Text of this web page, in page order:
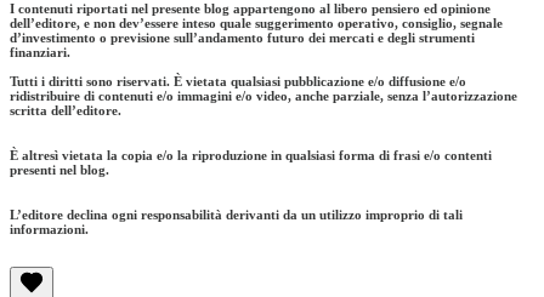
I contenuti riportati nel presente blog appartengono al libero pensiero ed opinione
dell’editore, e non dev’essere inteso quale suggerimento operativo, consiglio, segnale
d’investimento o previsione sull’andamento futuro dei mercati e degli strumenti
finanziari.
Tutti i diritti sono riservati. È vietata qualsiasi pubblicazione e/o diffusione e/o
ridistribuire di contenuti e/o immagini e/o video, anche parziale, senza l’autorizzazione
scritta dell’editore.
È altresì vietata la copia e/o la riproduzione in qualsiasi forma di frasi e/o contenti
presenti nel blog.
L’editore declina ogni responsabilità derivanti da un utilizzo improprio di tali
informazioni.